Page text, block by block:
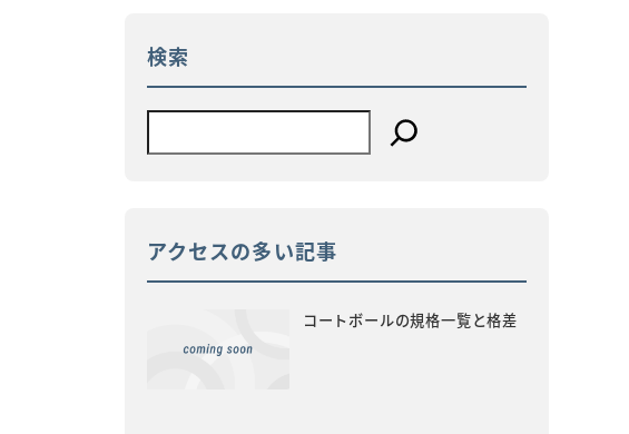
検索
アクセスの多い記事
コートボールの規格一覧と格差